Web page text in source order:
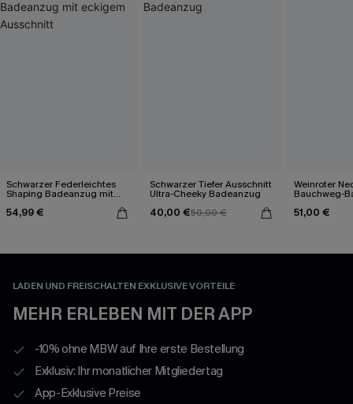
Schwarzer Federleichtes
Shaping Badeanzug mit
54,99 €
Schwarzer Tiefer Ausschnitt
Ultra-Cheeky Badeanzug
40,00 €50,00 €
Weinroter
Bauchweg-
51,00 €
LADEN UND FREISCHALTEN EXKLUSIVE VORTEILE
MEHR ERLEBEN MIT DER APP
-10% ohne MBW auf Ihre erste Bestellung
Exklusiv: Ihr monatlicher Mitgliedertag
App-Exklusive Preise